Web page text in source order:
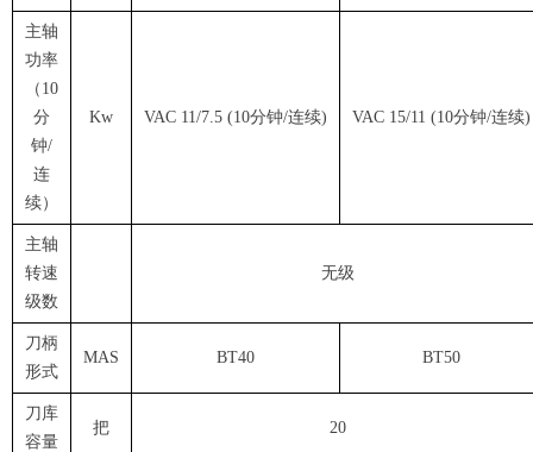
主轴
功率
（10
分
钟/
连
续）
Kw VAC 11/7.5 (10分钟/连续) VAC 15/11 (10分钟/连续)
主轴
转速
级数
无级
刀柄
形式
MAS BT40 BT50
刀库
容量
把 20